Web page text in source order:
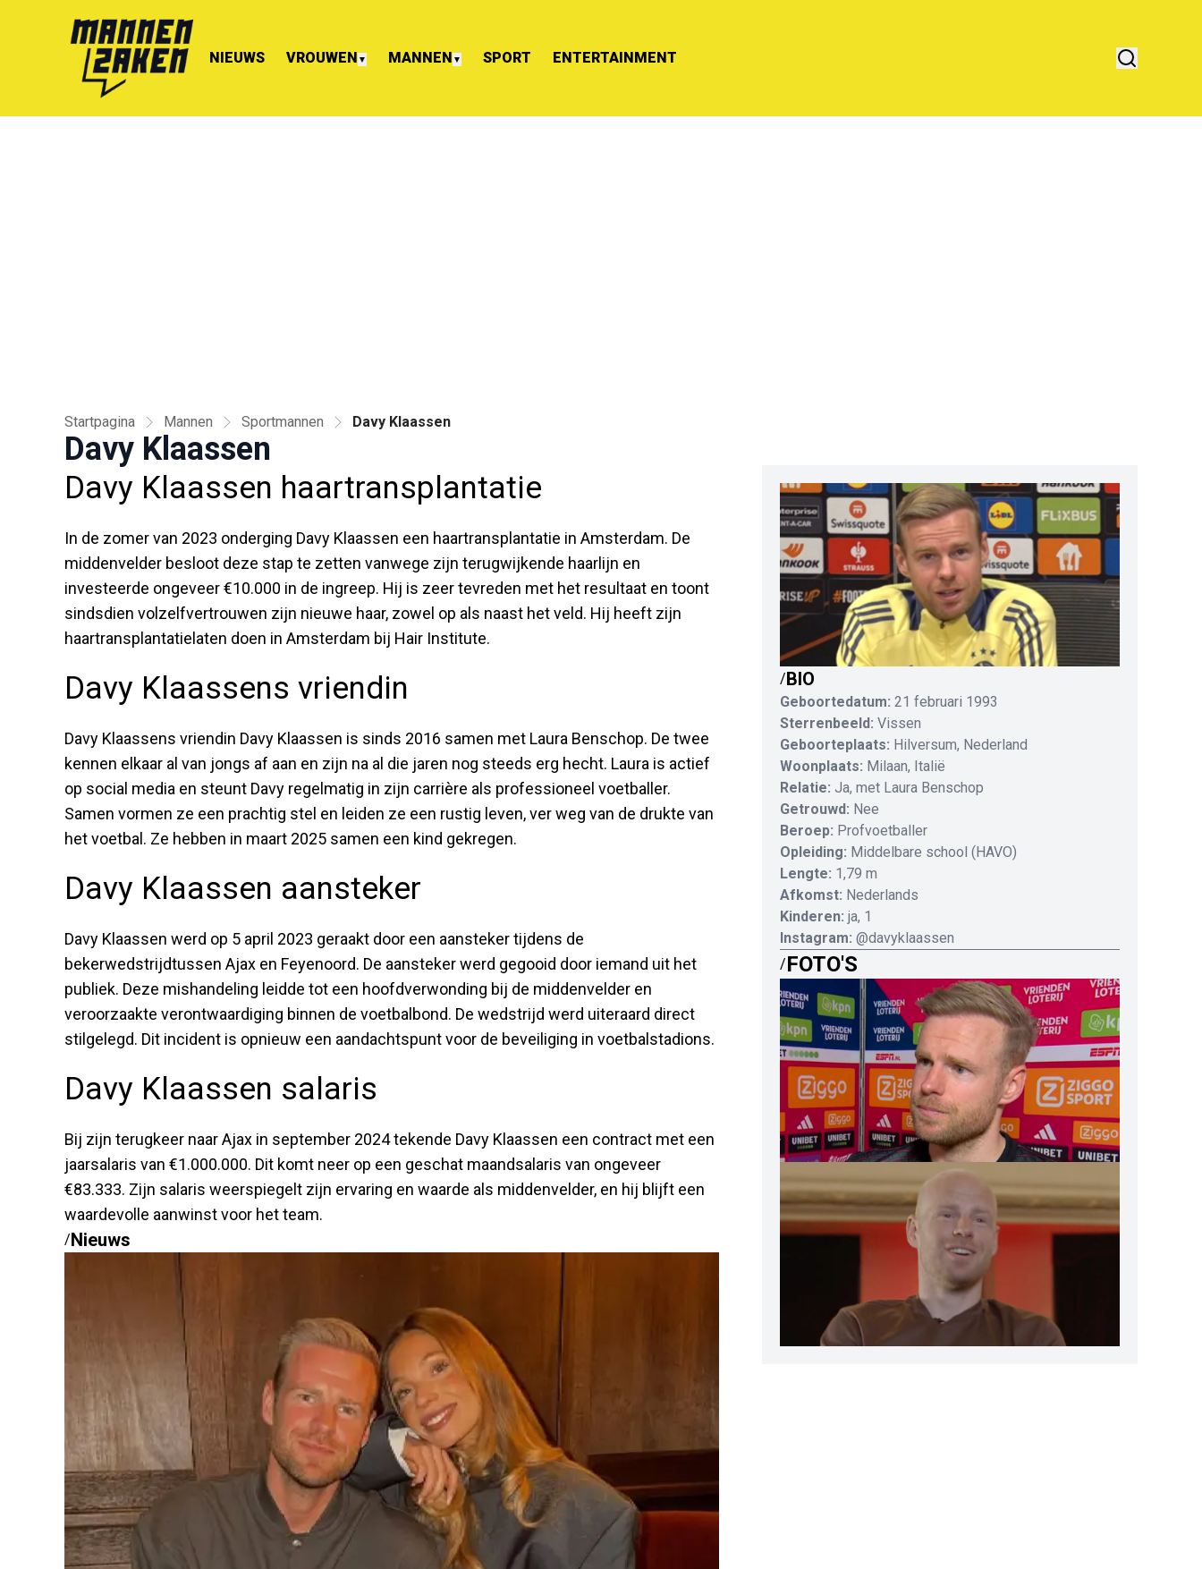
NIEUWS VROUWEN ▼ MANNEN ▼ SPORT ENTERTAINMENT
Startpagina Mannen Sportmannen Davy Klaassen
Davy Klaassen
Davy Klaassen haartransplantatie
In de zomer van 2023 onderging Davy Klaassen een haartransplantatie in Amsterdam. De
middenvelder besloot deze stap te zetten vanwege zijn terugwijkende haarlijn en
investeerde ongeveer €10.000 in de ingreep. Hij is zeer tevreden met het resultaat en toont
sindsdien volzelfvertrouwen zijn nieuwe haar, zowel op als naast het veld. Hij heeft zijn
haartransplantatielaten doen in Amsterdam bij Hair Institute.
Davy Klaassens vriendin
Davy Klaassens vriendin Davy Klaassen is sinds 2016 samen met Laura Benschop. De twee
kennen elkaar al van jongs af aan en zijn na al die jaren nog steeds erg hecht. Laura is actief
op social media en steunt Davy regelmatig in zijn carrière als professioneel voetballer.
Samen vormen ze een prachtig stel en leiden ze een rustig leven, ver weg van de drukte van
het voetbal. Ze hebben in maart 2025 samen een kind gekregen.
Davy Klaassen aansteker
Davy Klaassen werd op 5 april 2023 geraakt door een aansteker tijdens de
bekerwedstrijdtussen Ajax en Feyenoord. De aansteker werd gegooid door iemand uit het
publiek. Deze mishandeling leidde tot een hoofdverwonding bij de middenvelder en
veroorzaakte verontwaardiging binnen de voetbalbond. De wedstrijd werd uiteraard direct
stilgelegd. Dit incident is opnieuw een aandachtspunt voor de beveiliging in voetbalstadions.
Davy Klaassen salaris
Bij zijn terugkeer naar Ajax in september 2024 tekende Davy Klaassen een contract met een
jaarsalaris van €1.000.000. Dit komt neer op een geschat maandsalaris van ongeveer
€83.333. Zijn salaris weerspiegelt zijn ervaring en waarde als middenvelder, en hij blijft een
waardevolle aanwinst voor het team.
/Nieuws
/BIO
Geboortedatum: 21 februari 1993
Sterrenbeeld: Vissen
Geboorteplaats: Hilversum, Nederland
Woonplaats: Milaan, Italië
Relatie: Ja, met Laura Benschop
Getrouwd: Nee
Beroep: Profvoetballer
Opleiding: Middelbare school (HAVO)
Lengte: 1,79 m
Afkomst: Nederlands
Kinderen: ja, 1
Instagram: @davyklaassen
/FOTO'S